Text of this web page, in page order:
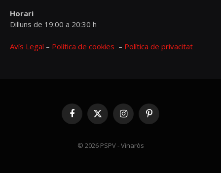
Horari
Dilluns de 19:00 a 20:30 h
Avís Legal – Política de cookies – Política de privacitat
Facebook
X
(Twitter)
InstagramPinterest
© 2026 PSPV - Vinaròs